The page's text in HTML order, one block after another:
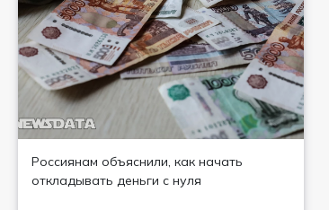
Россиянам объяснили, как начать
откладывать деньги с нуля